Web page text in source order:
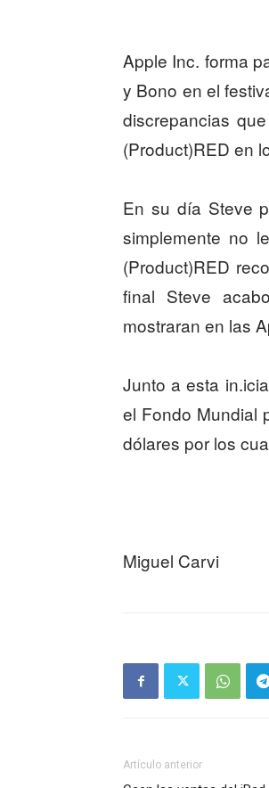
Apple Inc. forma
y Bono en el
discrepancias
(Product)RED en
En su día Steve
simplemente no
(Product)RED
final Steve
mostraran en las
Junto a esta
el Fondo Mundial
dólares por los
Miguel Carvi
Artículo anterior